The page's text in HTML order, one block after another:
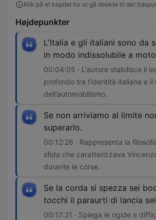
Klik på et kapitel for at gå direkte til det
Højdepunkter
L'Italia e gli italiani sono da
in modo indissolubile a
00:04:05 · L'autore stabilisce il
profondo tra l'identità italiana e il
dell'automobilismo.
Se non arriviamo al limite
superarlo.
00:12:26 · Rappresenta la
sfida che caratterizzava
durante le corse.
Se la corda si spezza sei
tocchi il paraurti di lancia
00:17:21 · Spiega le rigide e